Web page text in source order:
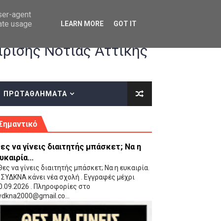
οδηγίες επί του ΚΑΝΟΝΙΣΜΟΥ ΕΓΓΡΑΦΩΝ-ΜΕΤΑΓΡΑΦΩΝ ΤΗΣ
(VIDEO)
Νότιας Αττικής
ΠΡΩΤΑΘΛΗΜΑΤΑ
να γίνεις διαιτητής μπάσκετ; Να η
να γίνεις διαιτητής μπάσκετ; Να η ευκαιρία.
κάνει νέα σχολή . Εγγραφές μέχρι
. Πληροφορίες στο
agent
usage
LEARN MORE GOT IT